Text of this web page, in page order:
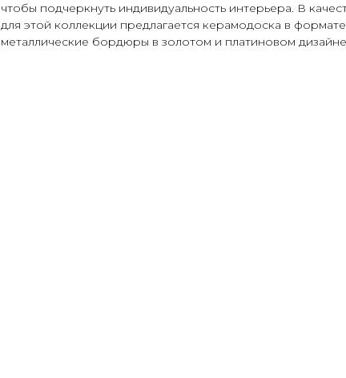
чтобы подчеркнуть индивидуальность интерьера. В
для этой коллекции предлагается керамодоска в
металлические бордюры в золотом и платиновом